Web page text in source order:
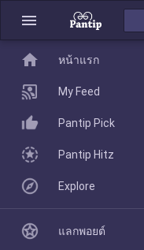
menu
home
Pantip Pick
home หน้าแรก
My Feed
Pantip Pick
Pantip Hitz
Explore
แลกพอยต์